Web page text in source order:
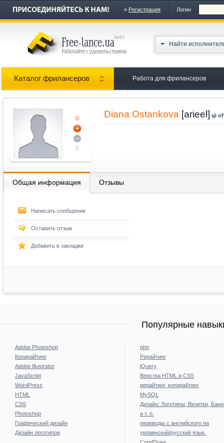
» Регистрация Логин
Найти
Каталог фрилансеров Работа для фрилансеров
0
0
Diana Ostankova [arieel]
Общая информация Отзывы
Написать сообщение
Оставить отзыв
Добавить в закладки
Популярные
Adobe Photoshop
Копирайтинг
Adobe Illustrator
JavaScript
WordPress
HTML
CSS
Photoshop
Графический дизайн
Дизайн логотипов
php
Рерайтинг
jQuery
Верстка HTML и CSS
рерайтинг, копирайтинг
MySQL
Дизайн: Логотипы, Визитки,
и т. п.
переводы с английского на
украинский/русский язык.